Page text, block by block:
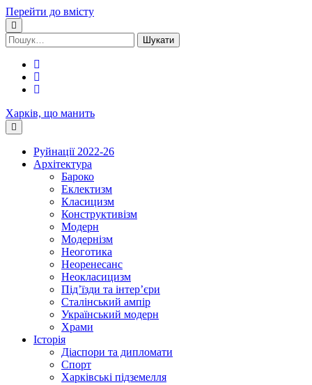
Перейти до вмісту
Шукати:
Харків, що манить
Руйнації 2022-26
Архітектура
Бароко
Еклектизм
Класицизм
Конструктивізм
Модерн
Модернізм
Неоготика
Неоренесанс
Неокласицизм
Під’їзди та інтер’єри
Сталінський ампір
Український модерн
Храми
Історія
Діаспори та дипломати
Спорт
Харківські підземелля